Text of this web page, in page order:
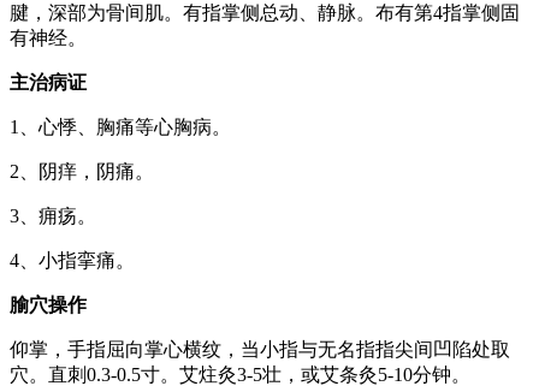
腱，深部为骨间肌。有指掌侧总动、静脉。布有第4指掌侧固
有神经。
主治病证
1、心悸、胸痛等心胸病。
2、阴痒，阴痛。
3、痈疡。
4、小指挛痛。
腧穴操作
仰掌，手指屈向掌心横纹，当小指与无名指指尖间凹陷处取
穴。直刺0.3-0.5寸。艾炷灸3-5壮，或艾条灸5-10分钟。